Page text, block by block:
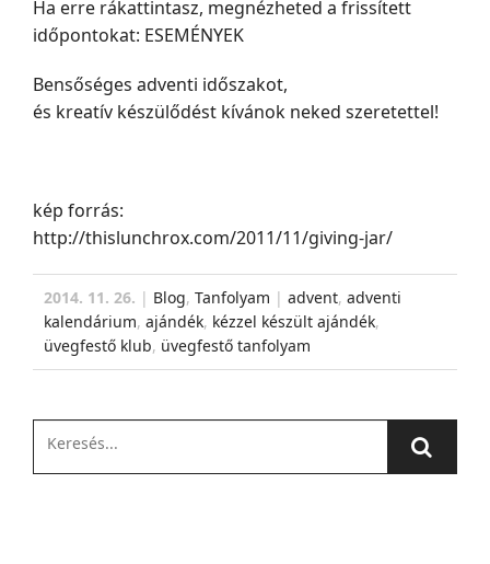
Ha erre rákattintasz, megnézheted a frissített
időpontokat: ESEMÉNYEK
Bensőséges adventi időszakot,
és kreatív készülődést kívánok neked szeretettel!
kép forrás:
http://thislunchrox.com/2011/11/giving-jar/
2014. 11. 26. | Blog, Tanfolyam | advent, adventi
kalendárium, ajándék, kézzel készült ajándék,
üvegfestő klub, üvegfestő tanfolyam